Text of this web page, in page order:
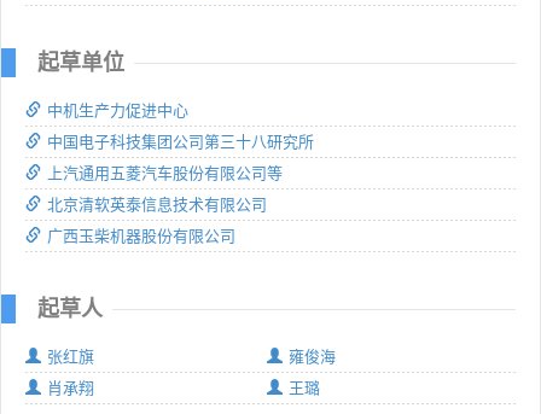
起草单位
中机生产力促进中心
中国电子科技集团公司第三十八研究所
上汽通用五菱汽车股份有限公司等
北京清软英泰信息技术有限公司
广西玉柴机器股份有限公司
起草人
张红旗
雍俊海
肖承翔
王璐